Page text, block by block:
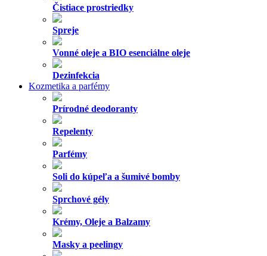
Čistiace prostriedky
Spreje
Vonné oleje a BIO esenciálne oleje
Dezinfekcia
Kozmetika a parfémy
Prírodné deodoranty
Repelenty
Parfémy
Soli do kúpeľa a šumivé bomby
Sprchové gély
Krémy, Oleje a Balzamy
Masky a peelingy